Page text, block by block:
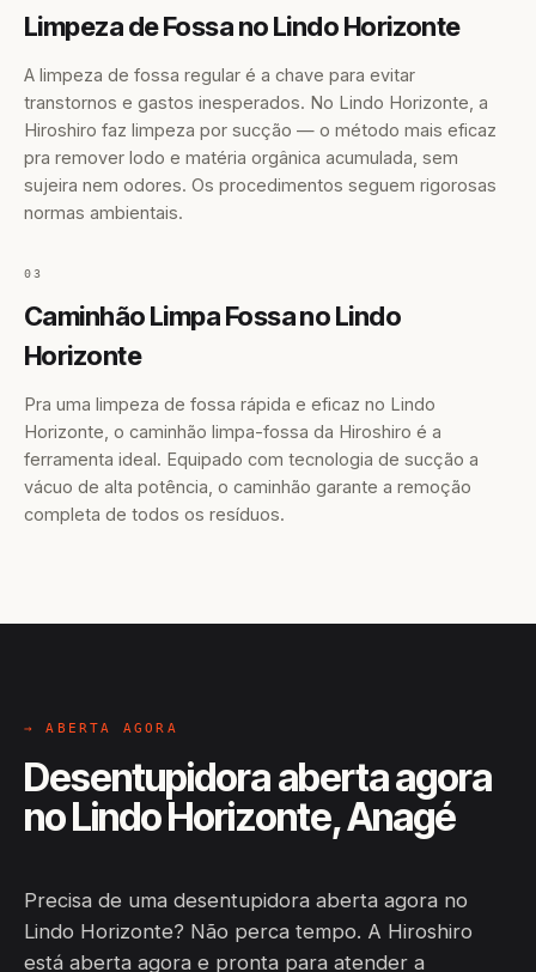
Limpeza de Fossa no Lindo Horizonte
A limpeza de fossa regular é a chave para evitar
transtornos e gastos inesperados. No Lindo Horizonte, a
Hiroshiro faz limpeza por sucção — o método mais eficaz
pra remover lodo e matéria orgânica acumulada, sem
sujeira nem odores. Os procedimentos seguem rigorosas
normas ambientais.
03
Caminhão Limpa Fossa no Lindo
Horizonte
Pra uma limpeza de fossa rápida e eficaz no Lindo
Horizonte, o caminhão limpa-fossa da Hiroshiro é a
ferramenta ideal. Equipado com tecnologia de sucção a
vácuo de alta potência, o caminhão garante a remoção
completa de todos os resíduos.
→ ABERTA AGORA
Desentupidora aberta agora
no Lindo Horizonte, Anagé
Precisa de uma desentupidora aberta agora no
Lindo Horizonte? Não perca tempo. A Hiroshiro
está aberta agora e pronta para atender a